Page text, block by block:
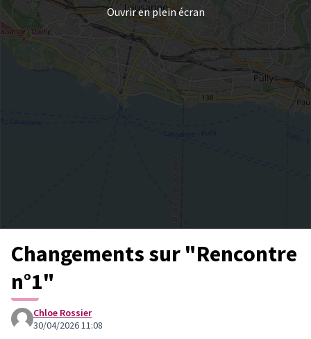
Ouvrir en plein écran
Changements sur "Rencontre
n°1"
Chloe Rossier
30/04/2026 11:08